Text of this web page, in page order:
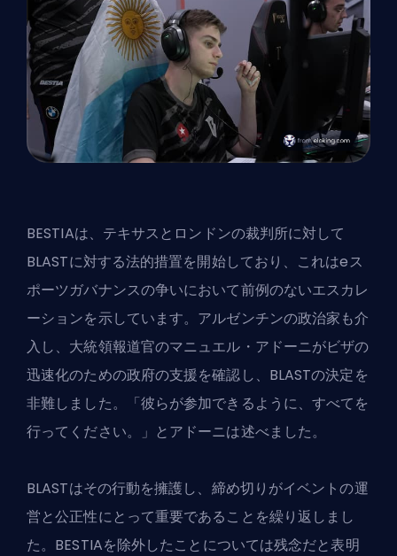
BESTIAは、テキサスとロンドンの裁判所に対して
BLASTに対する法的措置を開始しており、これはeス
ポーツガバナンスの争いにおいて前例のないエスカレ
ーションを示しています。アルゼンチンの政治家も介
入し、大統領報道官のマニュエル・アドーニがビザの
迅速化のための政府の支援を確認し、BLASTの決定を
非難しました。「彼らが参加できるように、すべてを
行ってください。」とアドーニは述べました。
BLASTはその行動を擁護し、締め切りがイベントの運
営と公正性にとって重要であることを繰り返しまし
た。BESTIAを除外したことについては残念だと表明